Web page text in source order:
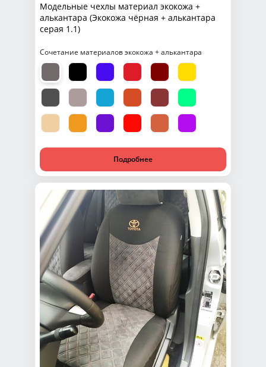
Модельные чехлы материал экокожа +
алькантара (Экокожа чёрная + алькантара
серая 1.1)
Сочетание материалов экокожа + алькантара
Подробнее